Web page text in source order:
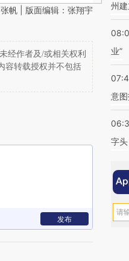
帆 | 版面编辑：张翔宇
经作者及/或相关权利
容转载授权并不包括
发布
州
业”
意
字头